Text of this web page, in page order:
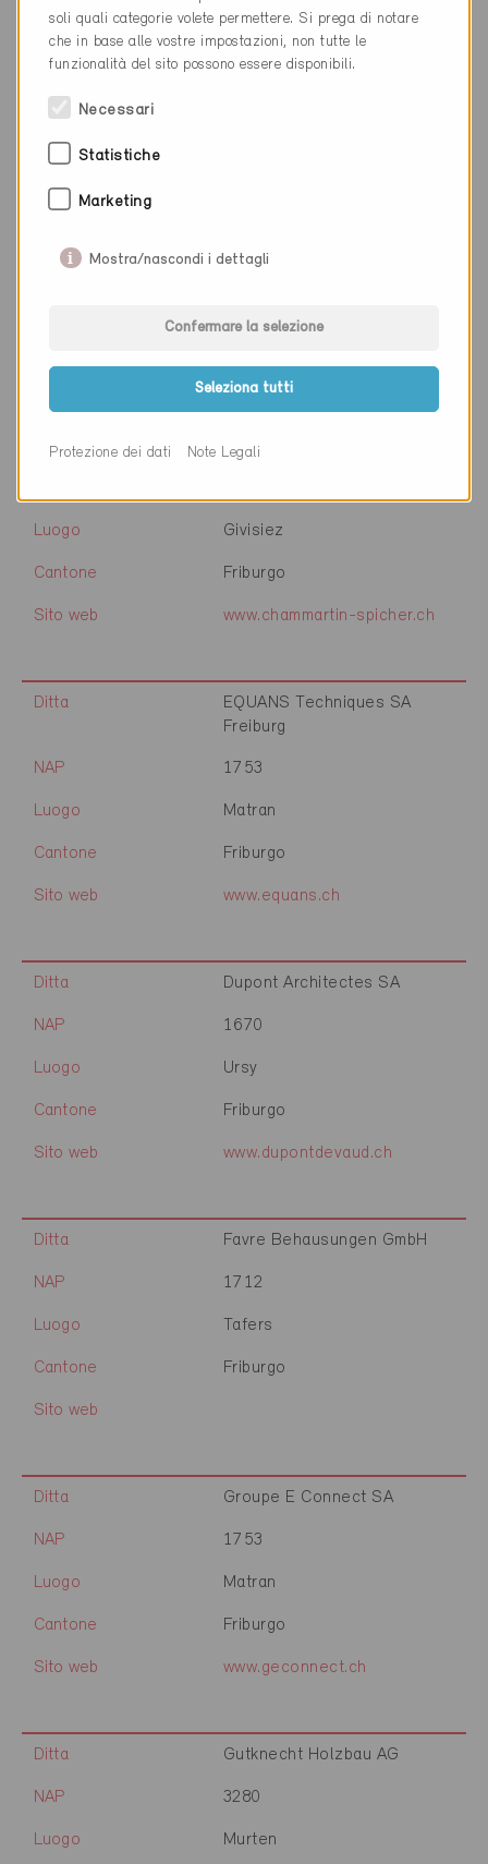
Luogo Bulle
Cantone Friburgo
Sito web
Ditta
Luogo
Friburgo
Ditta Chammartin & Spicher SA
Luogo Givisiez
Cantone Friburgo
Sito web www.chammartin-spicher.ch
Ditta
EQUANS Techniques SA
Freiburg
NAP 1753
Luogo Matran
Cantone Friburgo
Sito web www.equans.ch
Ditta Dupont Architectes SA
NAP 1670
Luogo Ursy
Cantone Friburgo
Sito web www.dupontdevaud.ch
Ditta Favre Behausungen GmbH
NAP 1712
Luogo Tafers
Cantone Friburgo
Sito web
Ditta Groupe E Connect SA
NAP 1753
Luogo Matran
Cantone Friburgo
Sito web www.geconnect.ch
Ditta Gutknecht Holzbau AG
NAP 3280
Luogo Murten
soli quali categorie volete permettere. Si prega di notare
che in base alle vostre impostazioni, non tutte le
funzionalità del sito possono essere disponibili.
Necessari
Statistiche
Marketing
Mostra/nascondi i dettagli
Confermare la selezione
Seleziona tutti
Protezione dei dati Note Legali